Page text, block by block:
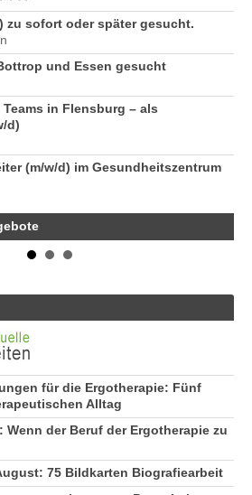
zu sofort oder später gesucht.
und Essen gesucht
Teams in Flensburg – als
d)
(m/w/d) im Gesundheitszentrum
für die Ergotherapie: Fünf
Alltag
Wenn der Beruf der Ergotherapie zu
75 Bildkarten Biografiearbeit